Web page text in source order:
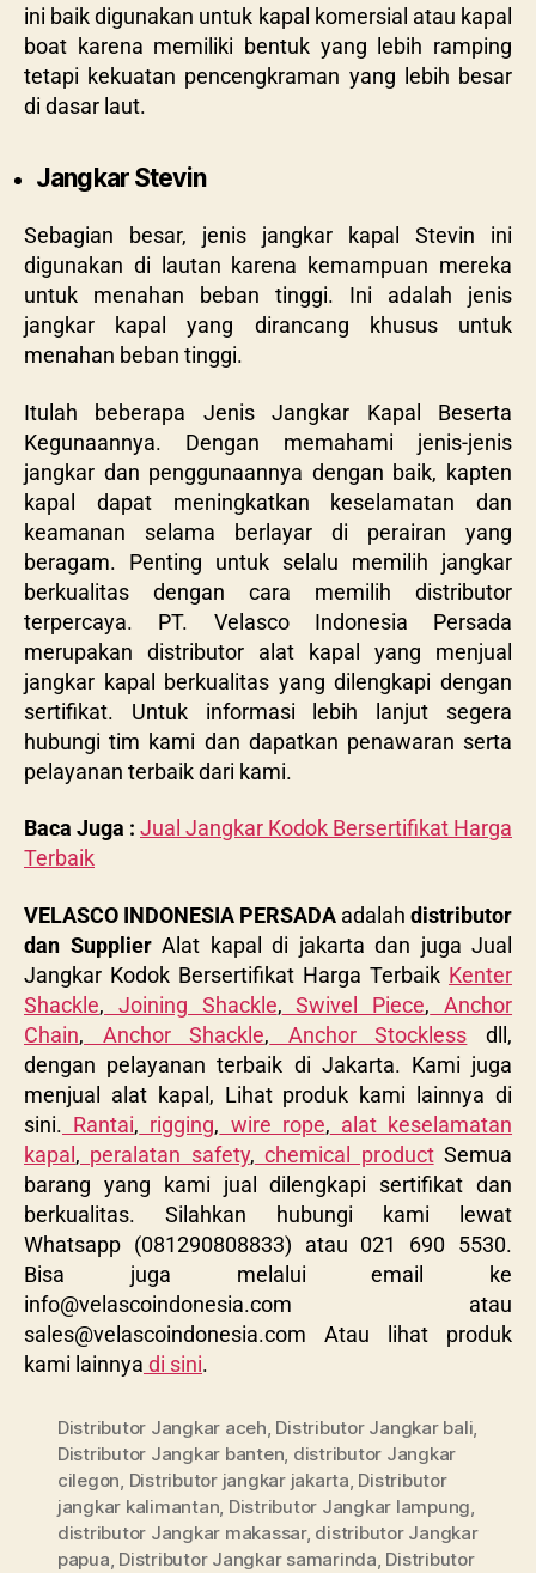
ini baik digunakan untuk kapal komersial atau kapal
boat karena memiliki bentuk yang lebih ramping
tetapi kekuatan pencengkraman yang lebih besar
di dasar laut.
Jangkar Stevin
Sebagian besar, jenis jangkar kapal Stevin ini
digunakan di lautan karena kemampuan mereka
untuk menahan beban tinggi. Ini adalah jenis
jangkar kapal yang dirancang khusus untuk
menahan beban tinggi.
Itulah beberapa Jenis Jangkar Kapal Beserta
Kegunaannya. Dengan memahami jenis-jenis
jangkar dan penggunaannya dengan baik, kapten
kapal dapat meningkatkan keselamatan dan
keamanan selama berlayar di perairan yang
beragam. Penting untuk selalu memilih jangkar
berkualitas dengan cara memilih distributor
terpercaya. PT. Velasco Indonesia Persada
merupakan distributor alat kapal yang menjual
jangkar kapal berkualitas yang dilengkapi dengan
sertifikat. Untuk informasi lebih lanjut segera
hubungi tim kami dan dapatkan penawaran serta
pelayanan terbaik dari kami.
Baca Juga : Jual Jangkar Kodok Bersertifikat Harga
Terbaik
VELASCO INDONESIA PERSADA adalah distributor
dan SupplierAlat kapal di jakarta dan juga Jual
Jangkar Kodok Bersertifikat Harga Terbaik Kenter
Shackle, Joining Shackle, Swivel Piece, Anchor
Chain, Anchor Shackle, Anchor Stockless dll,
dengan pelayanan terbaik di Jakarta. Kami juga
menjual alat kapal, Lihat produk kami lainnya di
sini. Rantai, rigging, wire rope, alat keselamatan
kapal, peralatan safety, chemical productSemua
barang yang kami jual dilengkapi sertifikat dan
berkualitas. Silahkan hubungi kami lewat
Whatsapp (081290808833) atau 021 690 5530.
Bisa juga melalui email ke
info@velascoindonesia.com atau
sales@velascoindonesia.com Atau lihat produk
kami lainnya di sini.
Distributor Jangkar aceh Distributor Jangkar bali
Distributor Jangkar banten distributor Jangkar
cilegon Distributor jangkar jakarta Distributor
jangkar kalimantan Distributor Jangkar lampung
distributor Jangkar makassar, distributor Jangkar
papua Distributor Jangkar samarinda Distributor